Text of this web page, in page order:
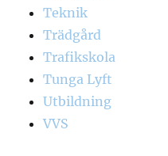
Teknik
Trädgård
Trafikskola
Tunga Lyft
Utbildning
VVS